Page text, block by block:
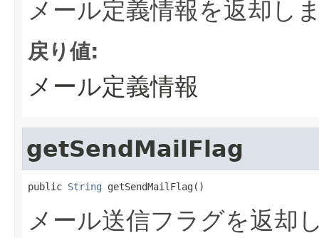
メール定義情報を返却し
戻り値:
メール定義情報
getSendMailFlag
public String getSendMailFlag()
メール送信フラグを返却